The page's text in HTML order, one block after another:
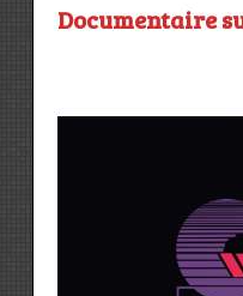
Documentaire